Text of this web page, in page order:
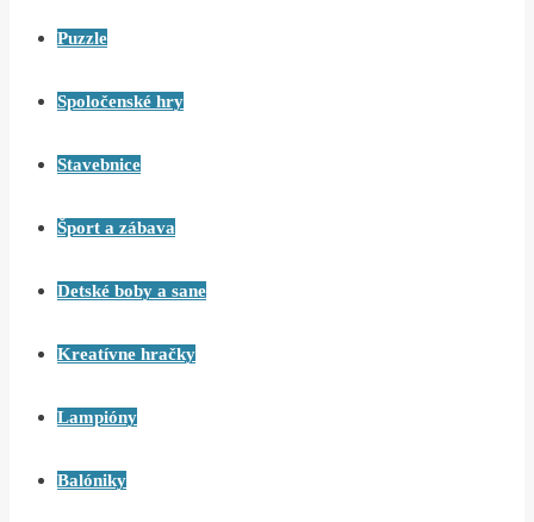
Puzzle
Spoločenské hry
Stavebnice
Šport a zábava
Detské boby a sane
Kreatívne hračky
Lampióny
Balóniky